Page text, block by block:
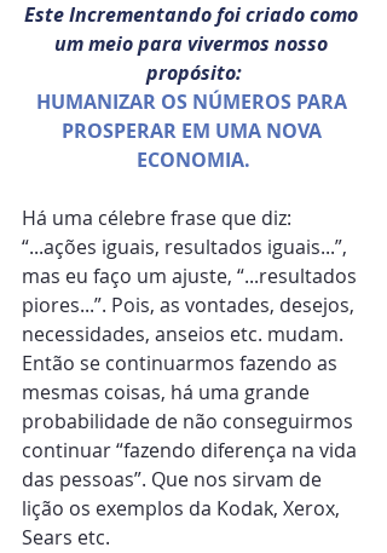
Este Incrementando foi criado como
um meio para vivermos nosso
propósito:
HUMANIZAR OS NÚMEROS PARA
PROSPERAR EM UMA NOVA
ECONOMIA.
Há uma célebre frase que diz:
“...ações iguais, resultados iguais...”,
mas eu faço um ajuste, “...resultados
piores...”. Pois, as vontades, desejos,
necessidades, anseios etc. mudam.
Então se continuarmos fazendo as
mesmas coisas, há uma grande
probabilidade de não conseguirmos
continuar “fazendo diferença na vida
das pessoas”. Que nos sirvam de
lição os exemplos da Kodak, Xerox,
Sears etc.